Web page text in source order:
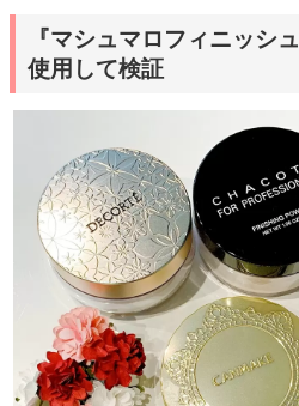
『マシュマロフィニッシ
使用して検証